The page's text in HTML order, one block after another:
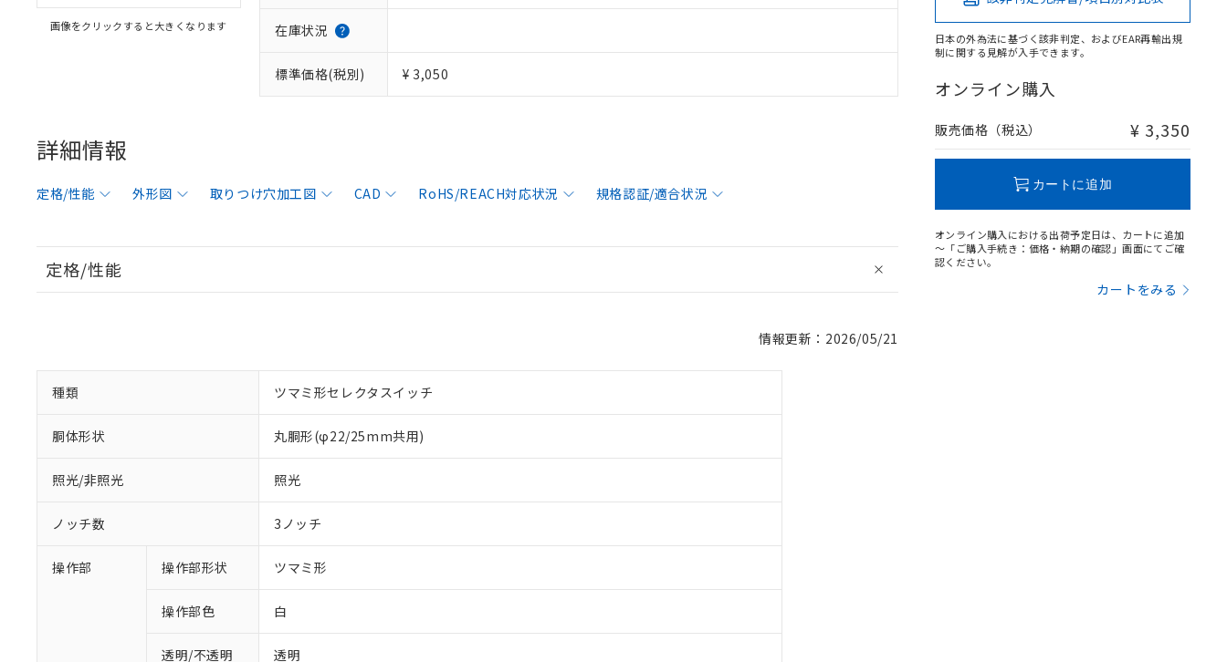
画像をクリックすると大きくなります 在庫状況
標準価格(税別) ¥ 3,050
詳細情報
定格/性能 外形図 取りつけ穴加工図 CAD RoHS/REACH対応状況 規格認証/適合状況
定格/性能
情報更新：2026/05/21
種類 ツマミ形セレクタスイッチ
胴体形状 丸胴形(φ22/25mm共用)
照光/非照光 照光
ノッチ数 3ノッチ
操作部 操作部形状 ツマミ形
操作部色 白
透明/不透明 透明
日本の外為法に基づく該非判定、およびEAR再輸出規
制に関する見解が入手できます。
オンライン購入
販売価格（税込） ¥ 3,350
カートに追加
オンライン購入における出荷予定日は、カートに追加
～「ご購入手続き：価格・納期の確認」画面にてご確
認ください。
カートをみる